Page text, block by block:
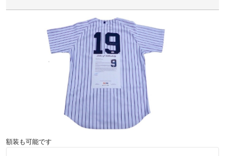
額装も可能です